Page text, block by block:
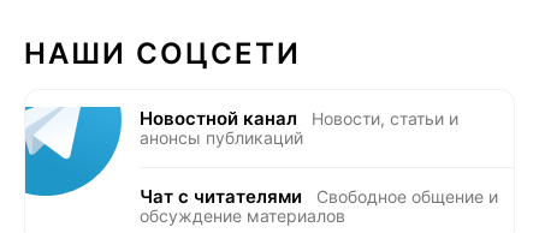
НАШИ СОЦСЕТИ
Новостной канал
Новости, статьи и
анонсы публикаций
Чат с читателями
Свободное общение и
обсуждение материалов